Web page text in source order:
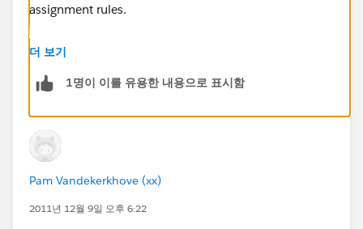
assignment rules.
For example, for emails to '
assignment rules, add a rule where if Case Origin is
더 보기
1명이 이를 유용한 내용으로 표시함
Pam Vandekerkhove (xx)
2011년 12월 9일 오후 6:22